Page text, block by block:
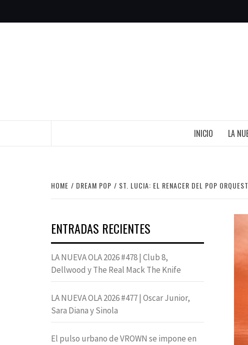
INICIO LA
HOME DREAM POP ST. LUCIA: EL RENACER DEL POP
ENTRADAS RECIENTES
LA NUEVA OLA 2026 #478 | Club 8,
Dellwood y The Real Mack The Knife
LA NUEVA OLA 2026 #477 | Oscar Junior,
Sara Diana y Sinola
El pulso urbano de VROWN se impone en